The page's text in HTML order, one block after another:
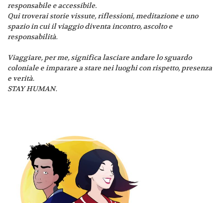
responsabile e accessibile.
Qui troverai storie vissute, riflessioni, meditazione e uno
spazio in cui il viaggio diventa incontro, ascolto e
responsabilità.
Viaggiare, per me, significa lasciare andare lo sguardo
coloniale e imparare a stare nei luoghi con rispetto, presenza
e verità.
STAY HUMAN.